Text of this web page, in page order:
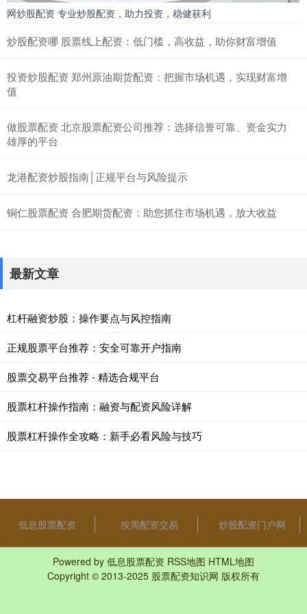
网炒股配资 专业炒股配资，助力投资，稳健获利
炒股配资哪 股票线上配资：低门槛，高收益，助你财富增值
投资炒股配资 郑州原油期货配资：把握市场机遇，实现财富增
值
做股票配资 北京股票配资公司推荐：选择信誉可靠、资金实力
雄厚的平台
龙港配资炒股指南│正规平台与风险提示
铜仁股票配资 合肥期货配资：助您抓住市场机遇，放大收益
最新文章
杠杆融资炒股：操作要点与风控指南
正规股票平台推荐：安全可靠开户指南
股票交易平台推荐 - 精选合规平台
股票杠杆操作指南：融资与配资风险详解
股票杠杆操作全攻略：新手必看风险与技巧
低息股票配资 按周配资交易 炒股配资门户网
Powered by 低息股票配资 RSS地图 HTML地图
Copyright © 2013-2025 股票配资知识网 版权所有